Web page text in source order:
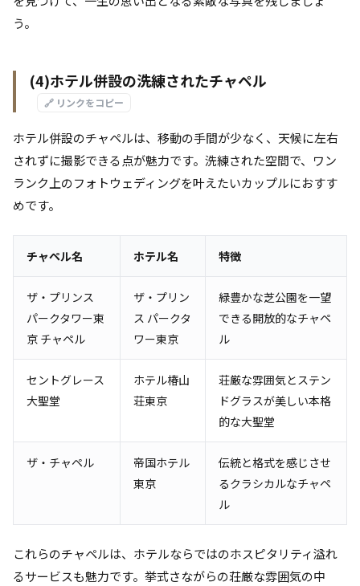
う。
(4)ホテル併設の洗練されたチャペル
🔗 リンクをコピー
ホテル併設のチャペルは、移動の手間が少なく、天候に左右
されずに撮影できる点が魅力です。洗練された空間で、ワン
ランク上のフォトウェディングを叶えたいカップルにおすす
めです。
チャペル名 ホテル名 特徴
ザ・プリンス
パークタワー東
京 チャペル
ザ・プリン
ス パークタ
ワー東京
緑豊かな芝公園を一望
できる開放的なチャペ
ル
セントグレース
大聖堂
ホテル椿山
荘東京
荘厳な雰囲気とステン
ドグラスが美しい本格
的な大聖堂
ザ・チャペル
帝国ホテル
東京
伝統と格式を感じさせ
るクラシカルなチャペ
ル
これらのチャペルは、ホテルならではのホスピタリティ溢れ
るサービスも魅力です。挙式さながらの荘厳な雰囲気の中